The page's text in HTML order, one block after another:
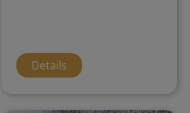
Details